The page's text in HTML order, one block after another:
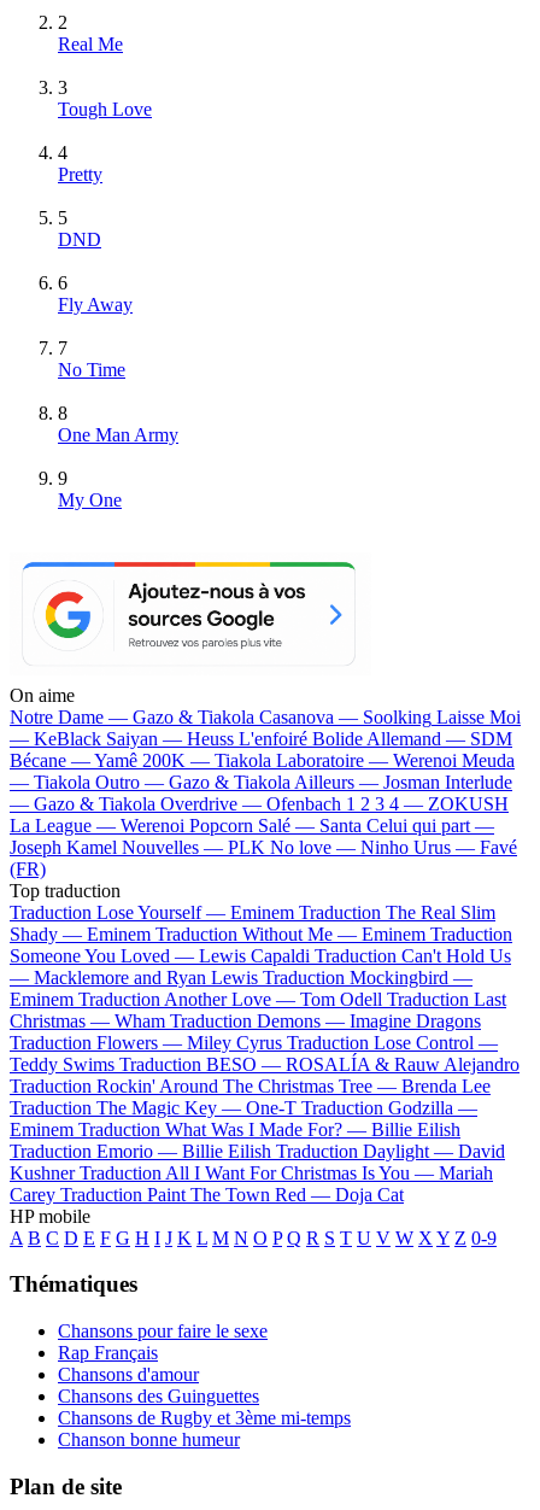
2
Real Me
3
Tough Love
4
Pretty
5
DND
6
Fly Away
7
No Time
8
One Man Army
9
My One
On aime
Notre Dame — Gazo & Tiakola Casanova — Soolking Laisse Moi
— KeBlack Saiyan — Heuss L'enfoiré Bolide Allemand — SDM
Bécane —Yamê 200K — Tiakola Laboratoire — Werenoi Meuda
— Tiakola Outro — Gazo & Tiakola Ailleurs — Josman Interlude
— Gazo & Tiakola Overdrive — Ofenbach 1 2 3 4 — ZOKUSH
La League — Werenoi Popcorn Salé — Santa Celui qui part —
Joseph Kamel Nouvelles — PLK No love — Ninho Urus — Favé
(FR)
Top traduction
Traduction Lose Yourself — Eminem Traduction The Real Slim
Shady — Eminem Traduction Without Me — Eminem Traduction
Someone You Loved — Lewis Capaldi Traduction Can't Hold Us
— Macklemore and Ryan Lewis Traduction Mockingbird —
Eminem Traduction Another Love — Tom Odell Traduction Last
Christmas — Wham Traduction Demons — Imagine Dragons
Traduction Flowers — Miley Cyrus Traduction Lose Control —
Teddy Swims Traduction BESO — ROSALÍA & Rauw Alejandro
Traduction Rockin' Around The Christmas Tree — Brenda Lee
Traduction The Magic Key — One-T Traduction Godzilla —
Eminem Traduction What Was I Made For? — Billie Eilish
Traduction Emorio — Billie Eilish Traduction Daylight — David
Kushner Traduction All I Want For Christmas Is You — Mariah
Carey Traduction Paint The Town Red — Doja Cat
HP mobile
A B C D E F G H I J K L M N O P Q R S T U V W X Y Z 0-9
Thématiques
Chansons pour faire le sexe
Rap Français
Chansons d'amour
Chansons des Guinguettes
Chansons de Rugby et 3ème mi-temps
Chanson bonne humeur
Plan de site